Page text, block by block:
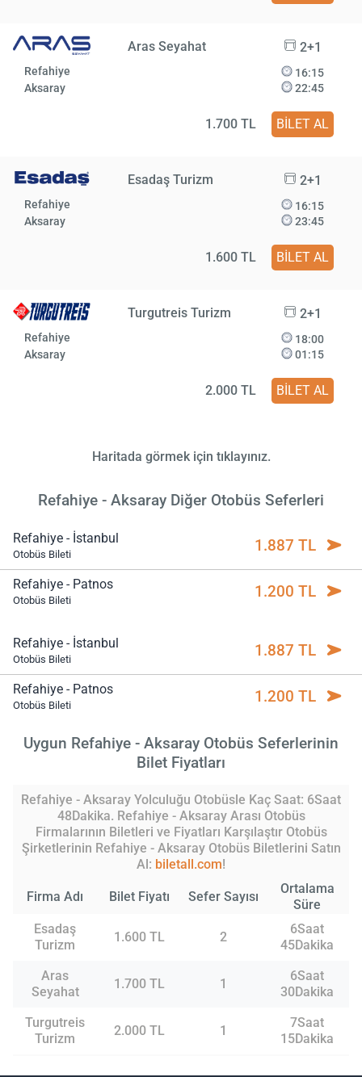
Aras Seyahat 2+1
Refahiye
Aksaray
16:15
22:45
1.700 TL BİLET AL
Esadaş Turizm 2+1
Refahiye
Aksaray
16:15
23:45
1.600 TL BİLET AL
Turgutreis Turizm 2+1
Refahiye
Aksaray
18:00
01:15
2.000 TL BİLET AL
Haritada görmek için tıklayınız.
Refahiye - Aksaray Diğer Otobüs Seferleri
Refahiye - İstanbul
Otobüs Bileti 1.887 TL
Refahiye - Patnos
Otobüs Bileti 1.200 TL
Refahiye - İstanbul
Otobüs Bileti 1.887 TL
Refahiye - Patnos
Otobüs Bileti 1.200 TL
Uygun Refahiye - Aksaray Otobüs Seferlerinin
Bilet Fiyatları
Refahiye - Aksaray Yolculuğu Otobüsle Kaç Saat: 6Saat
48Dakika. Refahiye - Aksaray Arası Otobüs
Firmalarının Biletleri ve Fiyatları Karşılaştır Otobüs
Şirketlerinin Refahiye - Aksaray Otobüs Biletlerini Satın
Al: biletall.com!
Firma Adı Bilet Fiyatı Sefer Sayısı
Ortalama
Süre
Esadaş
Turizm
1.600 TL 2
6Saat
45Dakika
Aras
Seyahat
1.700 TL 1
6Saat
30Dakika
Turgutreis
Turizm
2.000 TL 1
7Saat
15Dakika